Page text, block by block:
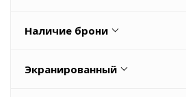
компаунд (LSOH)
Резина
Наличие брони
Экранированный